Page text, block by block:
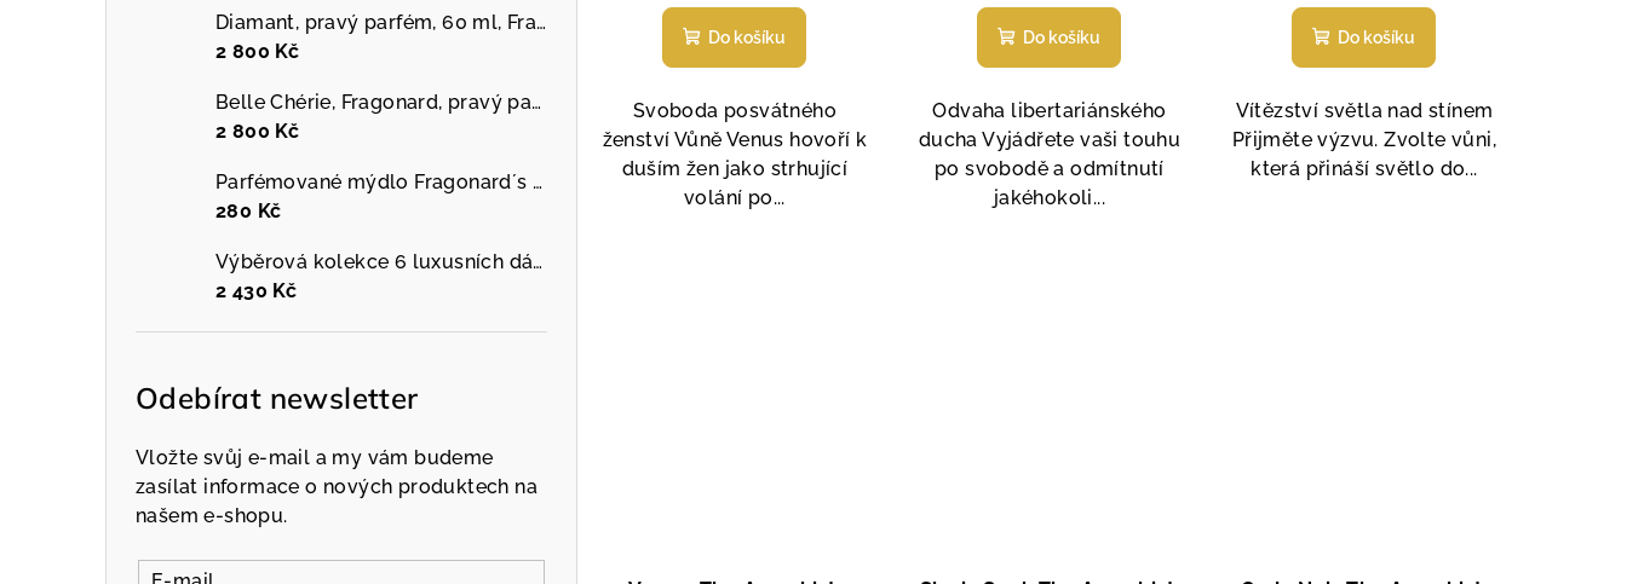
Diamant, pravý parfém, 60 ml, Fragonard,
2 800 Kč
Belle Chérie, Fragonard, pravý parfém, 60 ml
2 800 Kč
Parfémované mýdlo Fragonard´s garden, 150 g, různé druhy
280 Kč
Výběrová kolekce 6 luxusních dámských mini parfémů, Galimard, dámský parfém, 6 x 15 ml
2 430 Kč
Odebírat newsletter
Vložte svůj e-mail a my vám budeme
zasílat informace o nových produktech na
našem e-shopu.
hodnocení
produktu
je
z
5
hvězdiček.
Do košíku
Svoboda posvátného
ženství Vůně Venus hovoří k
duším žen jako strhující
volání po...
Do košíku
Odvaha libertariánského
ducha Vyjádřete vaši touhu
po svobodě a odmítnutí
jakéhokoli...
hodnocení
produktu
je
5,0
5
Do košíku
Vítězství světla nad stínem
Přijměte výzvu. Zvolte vůni,
která přináší světlo do...